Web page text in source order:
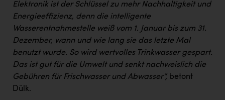
kontakt
Elektronik ist der Schlüssel zu mehr Nachhaltigkeit und
Energieeffizienz, denn die intelligente
Wasserentnahmestelle weiß vom 1. Januar bis zum 31.
Dezember, wann und wie lang sie das letzte Mal
benutzt wurde. So wird wertvolles Trinkwasser gespart.
Das ist gut für die Umwelt und senkt nachweislich die
Gebühren für Frischwasser und Abwasser“, betont
Dülk.